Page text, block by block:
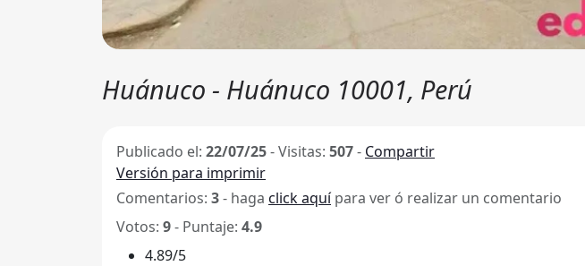
Huánuco - Huánuco 10001, Perú
Publicado el: 22/07/25-Visitas: 507- Compartir
Versión para imprimir
Comentarios: 3- haga click aquípara ver ó realizar un comentario
Votos: 9- Puntaje: 4.9
4.89/5